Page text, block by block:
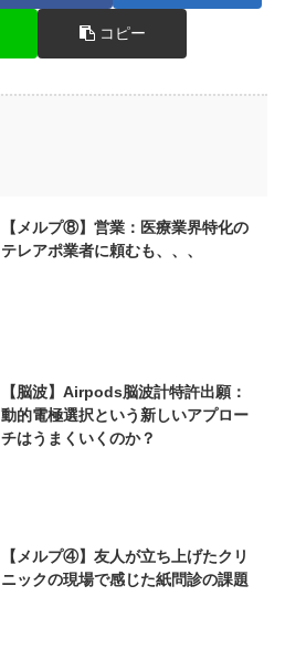
コピー
【メルプ⑧】営業：医療業界特化の
テレアポ業者に頼むも、、、
【脳波】Airpods脳波計特許出願：
動的電極選択という新しいアプロー
チはうまくいくのか？
【メルプ④】友人が立ち上げたクリ
ニックの現場で感じた紙問診の課題